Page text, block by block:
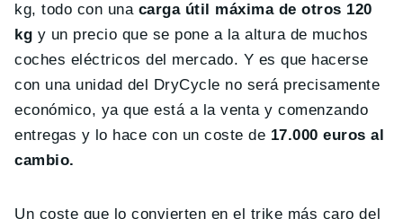
kg, todo con unacarga útil máxima de otros 120
kg y un precio que se pone a la altura de muchos
coches eléctricos del mercado. Y es que hacerse
con una unidad del DryCycle no será precisamente
económico, ya que está a la venta y comenzando
entregas y lo hace con un coste de 17.000 euros al
cambio.
Un coste que lo convierten en el trike más caro del